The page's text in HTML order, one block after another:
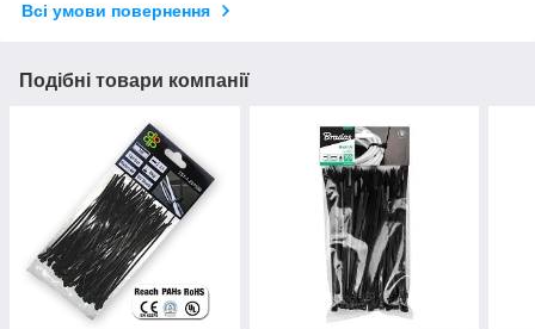
Всі умови повернення
Подібні товари компанії